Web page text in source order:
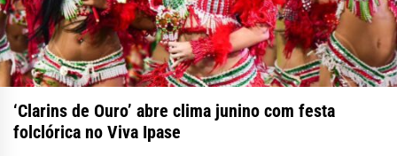
‘Clarins de Ouro’ abre clima junino com festa
folclórica no Viva Ipase